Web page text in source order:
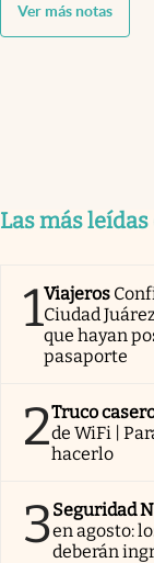
Ver más notas
Las más
1Viajeros
Ciudad
que hayan
pasaporte
2Truco
de WiFi |
hacerlo
3Seguridad
en agosto:
deberán